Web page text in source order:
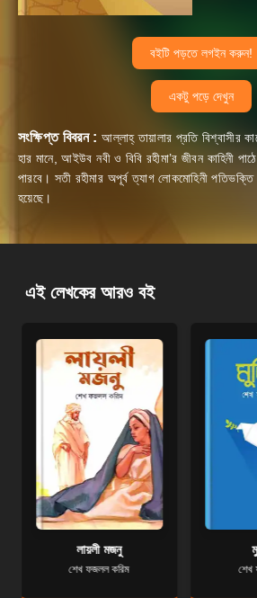
বইটি পড়তে লগইন করুন!
একটু পড়ে দেখুন
সংক্ষিপ্ত বিবরন : আল্লাহ্ তায়ালার প্রতি বিশ্বাসীর
হার মানে, আইউব নবী ও বিবি রহীমা’র জীবন কাহিনী
পারবে। সতী রহীমার অপূর্ব ত্যাগ লোকমোহিনী পতিভক্তি
হয়েছে।
এই লেখকের আরও বই
লায়লী মজনু
শেখ ফজলল করিম শেখ